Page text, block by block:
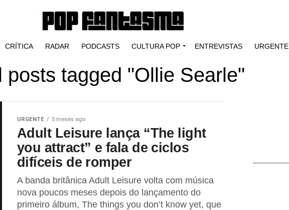
CRÍTICA RADAR PODCASTS CULTURA POP ENTREVISTAS
posts tagged "Ollie Searle"
URGENTE 5 meses ago
Adult Leisure lança “The light
you attract” e fala de ciclos
difíceis de romper
A banda britânica Adult Leisure volta com música
nova poucos meses depois do lançamento do
primeiro álbum, The things you don’t know yet, que